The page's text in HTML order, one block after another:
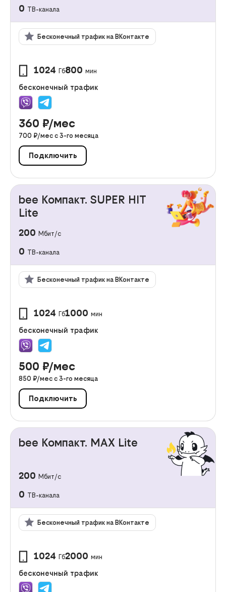
0 ТВ-канала
Бесконечный трафик на ВКонтакте
1024 Гб800 мин
бесконечный трафик
360 ₽/мес
700 ₽/мес с 3-го месяца
Подключить
bee Компакт. SUPER HIT
Lite
200 Мбит/с
0 ТВ-канала
Бесконечный трафик на ВКонтакте
1024 Гб1000 мин
бесконечный трафик
500 ₽/мес
850 ₽/мес с 3-го месяца
Подключить
bee Компакт. MAX Lite
200 Мбит/с
0 ТВ-канала
Бесконечный трафик на ВКонтакте
1024 Гб2000 мин
бесконечный трафик